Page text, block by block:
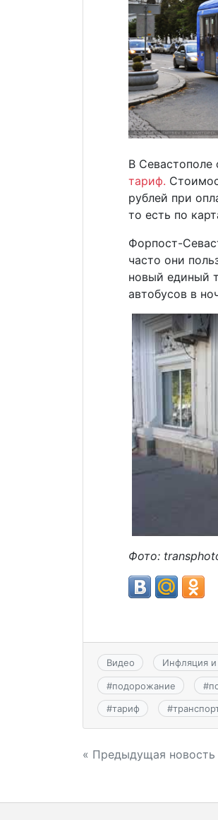
В Севастополе
тариф.
рублей при
то есть по
Форпост-
часто они
новый единый
автобусов в
Фото:
Видео Инфляция
#подорожание #
#тариф #
Навигация
записям
« Предыдущая новость